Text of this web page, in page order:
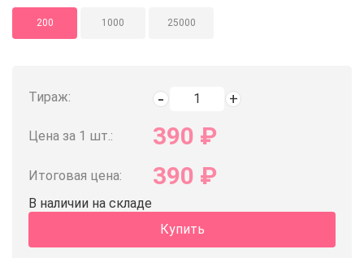
200 1000 25000
Тираж:
Цена за 1 шт.: 390 ₽
Итоговая цена: 390 ₽
В наличии на складе
Купить